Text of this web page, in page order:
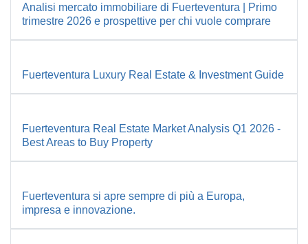
Analisi mercato immobiliare di Fuerteventura | Primo
trimestre 2026 e prospettive per chi vuole comprare
Fuerteventura Luxury Real Estate & Investment Guide
Fuerteventura Real Estate Market Analysis Q1 2026 -
Best Areas to Buy Property
Fuerteventura si apre sempre di più a Europa,
impresa e innovazione.